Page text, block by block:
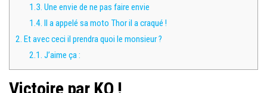
1.3. Une envie de ne pas faire envie
1.4. Il a appelé sa moto Thor il a craqué !
2. Et avec ceci il prendra quoi le monsieur ?
2.1. J’aime ça :
Victoire par KO !